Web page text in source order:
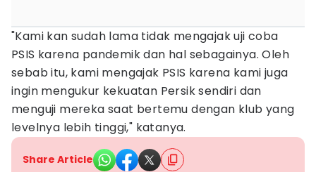
"Kami kan sudah lama tidak mengajak uji coba
PSIS karena pandemik dan hal sebagainya. Oleh
sebab itu, kami mengajak PSIS karena kami juga
ingin mengukur kekuatan Persik sendiri dan
menguji mereka saat bertemu dengan klub yang
levelnya lebih tinggi," katanya.
Share Article